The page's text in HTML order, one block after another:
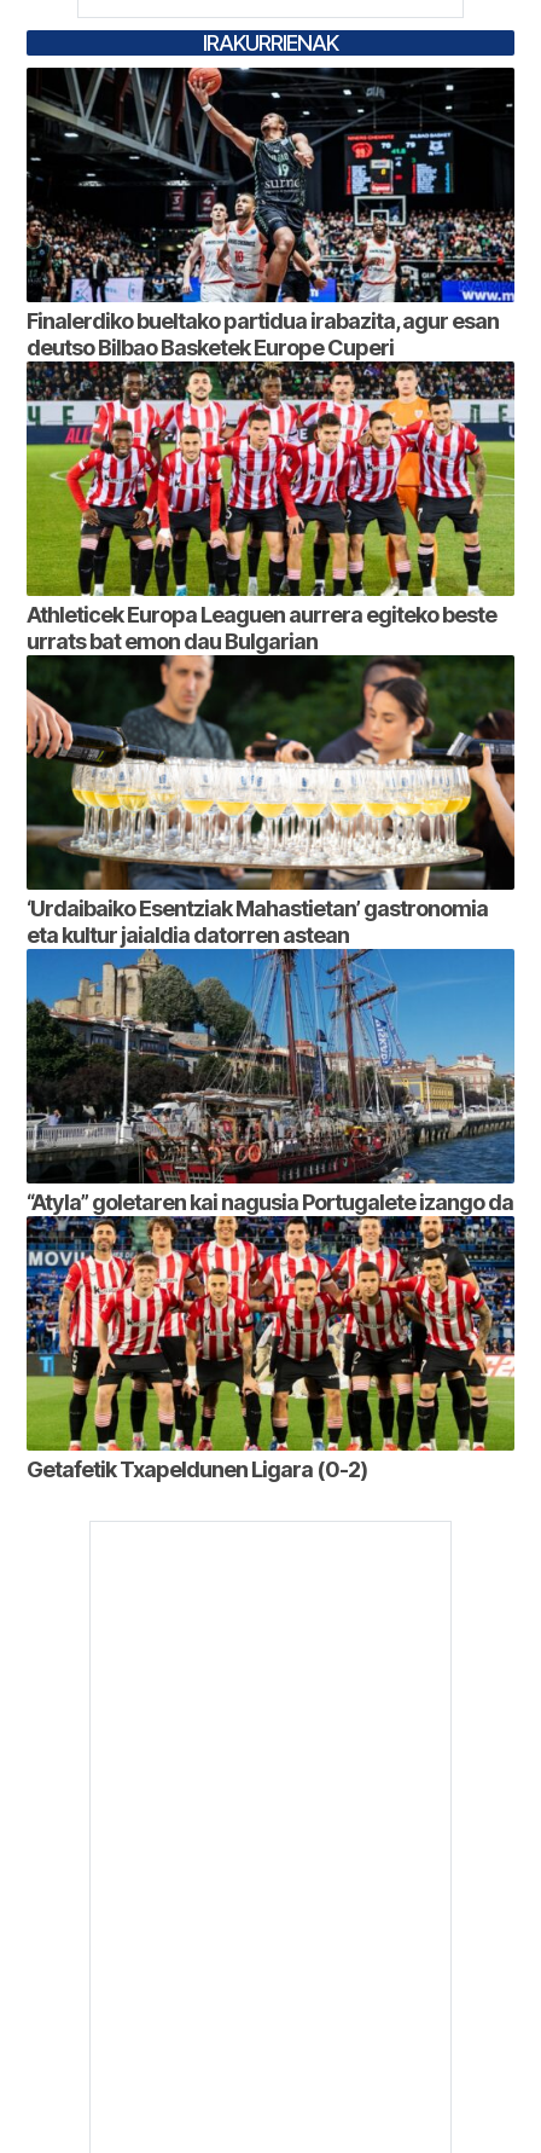
IRAKURRIENAK
Finalerdiko bueltako partidua irabazita, agur esan
deutso Bilbao Basketek Europe Cuperi
Athleticek Europa Leaguen aurrera egiteko beste
urrats bat emon dau Bulgarian
‘Urdaibaiko Esentziak Mahastietan’ gastronomia
eta kultur jaialdia datorren astean
“Atyla” goletaren kai nagusia Portugalete izango da
Getafetik Txapeldunen Ligara (0-2)